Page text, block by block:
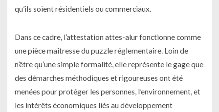
qu’ils soient résidentiels ou commerciaux.
Dans ce cadre, l’attestation attes-alur fonctionne comme
une pièce maîtresse du puzzle réglementaire. Loin de
n’être qu’une simple formalité, elle représente le gage que
des démarches méthodiques et rigoureuses ont été
menées pour protéger les personnes, l’environnement, et
les intérêts économiques liés au développement